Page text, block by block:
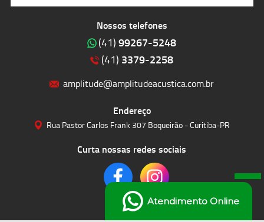
Nossos telefones
(41) 99267-5248
(41) 3379-2258
amplitude@amplitudeacustica.com.br
Endereço
Rua Pastor Carlos Frank 307 Boqueirão - Curitiba-PR
Curta nossas redes sociais
Atendimento Online